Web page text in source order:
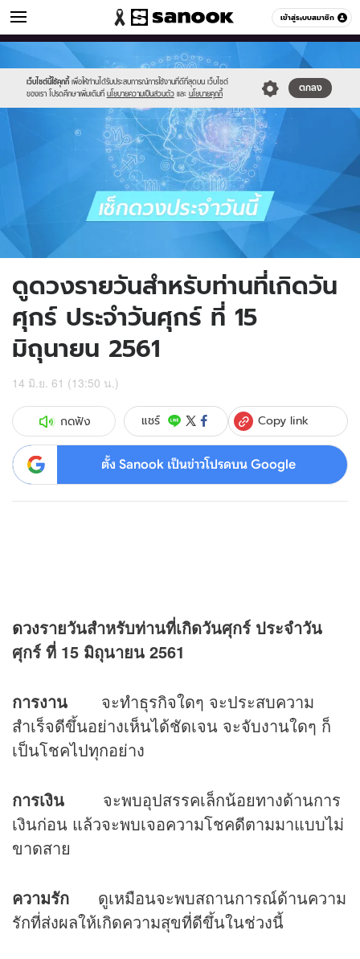
เข้าสู่ระบบสมาชิก
ดูดวง หมวดอื่นๆ
เว็บไซต์นี้ใช้คุกกี้ เพื่อให้ท่านได้รับประสบการณ์การใช้งานที่ดีที่สุดบน เว็บไซต์
ของเรา โปรดศึกษาเพิ่มเติมที่ นโยบายความเป็นส่วนตัว และ นโยบายคุกกี้
ตกลง
//s.isanook.com/sr/0/images/logo-
new-
sanook.png
//s.isanook.com/ho/0/ud/fxd/friday.png
ดูดวงรายวันสำหรับท่านที่เกิดวัน
ศุกร์ ประจำวันศุกร์ ที่ 15
มิถุนายน 2561
14 มิ.ย. 61 (13:50 น.)
กดฟัง แชร์ Copy link
ตั้ง Sanook เป็นข่าวโปรดบน Google
ดวงรายวันสำหรับท่านที่เกิดวันศุกร์ ประจำวัน
ศุกร์ ที่ 15 มิถุนายน 2561
การงาน จะทำธุรกิจใดๆ จะประสบความ
สำเร็จดีขึ้นอย่างเห็นได้ชัดเจน จะจับงานใดๆ ก็
เป็นโชคไปทุกอย่าง
การเงิน จะพบอุปสรรคเล็กน้อยทางด้านการ
เงินก่อน แล้วจะพบเจอความโชคดีตามมาแบบไม่
ขาดสาย
ความรัก ดูเหมือนจะพบสถานการณ์ด้านความ
รักที่ส่งผลให้เกิดความสุขที่ดีขึ้นในช่วงนี้